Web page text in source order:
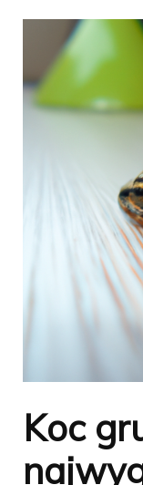
Koc